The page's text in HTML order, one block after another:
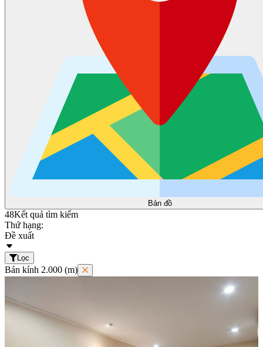
Bản đồ
48Kết quả tìm kiếm
Thứ hạng:
Đề xuất
Lọc
Bán kính 2.000 (m)